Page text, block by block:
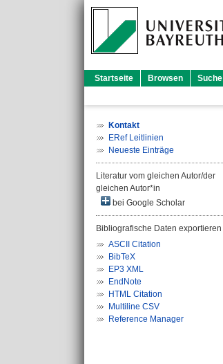
Startseite Browsen Suche
Kontakt
ERef Leitlinien
Neueste Einträge
Literatur vom gleichen Autor/der
gleichen Autor*in
bei Google Scholar
Bibliografische Daten exportieren
ASCII Citation
BibTeX
EP3 XML
EndNote
HTML Citation
Multiline CSV
Reference Manager